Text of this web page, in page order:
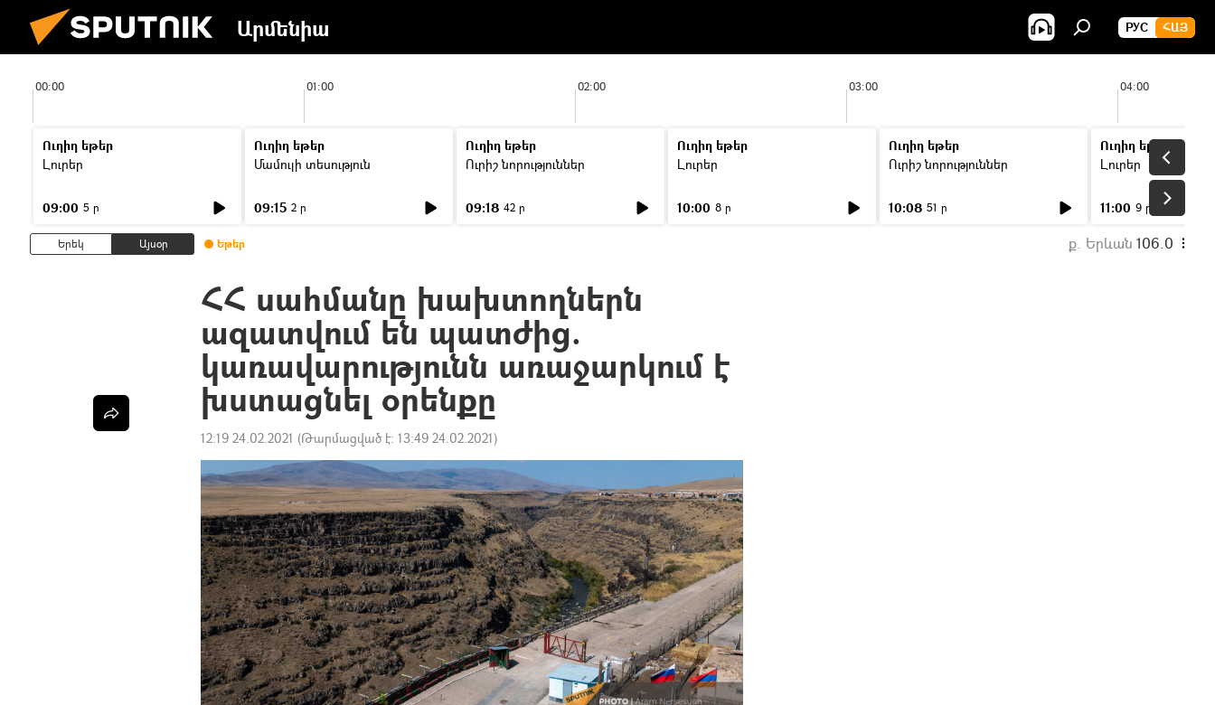
Արմենիա РУС ՀԱՅ
00:00 01:00 02:00 03:00 04:00
Ուղիղ եթեր
Լուրեր
09:00 5 ր
Ուղիղ եթեր
Մամուլի տեսություն
09:15 2 ր
Ուղիղ եթեր
Ուրիշ նորություններ
09:18 42 ր
Ուղիղ եթեր
Լուրեր
10:00 8 ր
Ուղիղ եթեր
Ուրիշ նորություններ
10:08 51 ր
Ուղիղ եթեր
Լուրեր
11:00 9 ր
Երեկ Այսօր Եթեր ք. Երևան 106.0
ՀՀ սահմանը խախտողներն
ազատվում են պատժից.
կառավարությունն առաջարկում է
խստացնել օրենքը
12:19 24.02.2021 (Թարմացված է: 13:49 24.02.2021)